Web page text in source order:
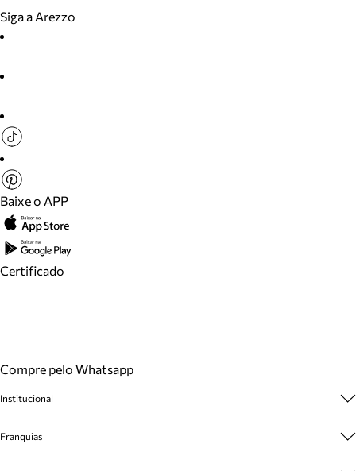
Siga a Arezzo
Baixe o APP
Certificado
Compre pelo Whatsapp
Institucional
Cashback
Franquias